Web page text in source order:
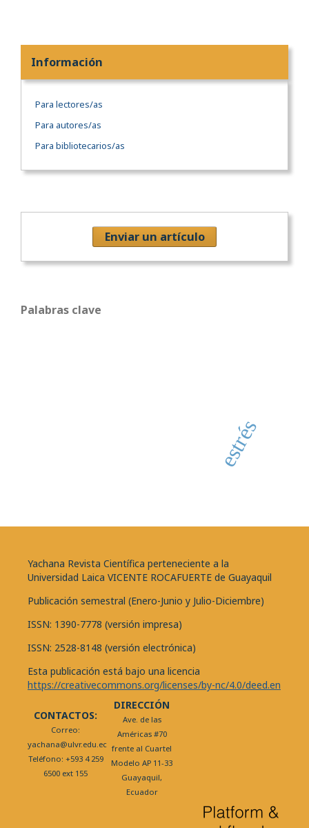
Información
Para lectores/as
Para autores/as
Para bibliotecarios/as
Enviar un artículo
Palabras clave
estrés
Yachana Revista Científica perteneciente a la
Universidad Laica VICENTE ROCAFUERTE de Guayaquil
Publicación semestral (Enero-Junio y Julio-Diciembre)
ISSN: 1390-7778 (versión impresa)
ISSN: 2528-8148 (versión electrónica)
Esta publicación está bajo una licencia
https://creativecommons.org/licenses/by-nc/4.0/deed.en
CONTACTOS:
Correo:
yachana@ulvr.edu.ec
Teléfono: +593 4 259
6500 ext 155
DIRECCIÓN
Ave. de las
Américas #70
frente al Cuartel
Modelo AP 11-33
Guayaquil,
Ecuador